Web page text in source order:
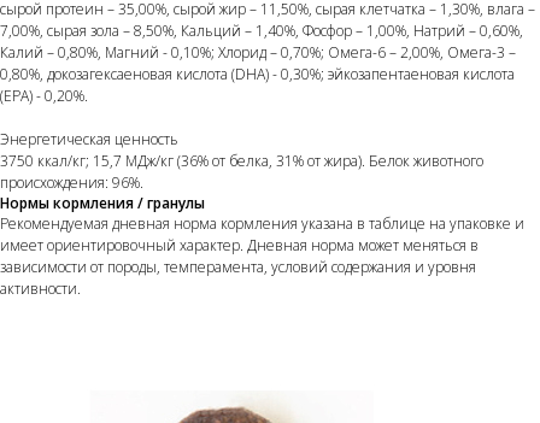
сырой протеин – 35,00%, сырой жир – 11,50%, сырая клетчатка – 1,30%, влага –
7,00%, сырая зола – 8,50%, Кальций – 1,40%, Фосфор – 1,00%, Натрий – 0,60%,
Калий – 0,80%, Магний - 0,10%; Хлорид – 0,70%; Омега-6 – 2,00%, Омега-3 –
0,80%, докозагексаеновая кислота (DHA) - 0,30%; эйкозапентаеновая кислота
(EPA) - 0,20%.
Энергетическая ценность
3750 ккал/кг; 15,7 МДж/кг (36% от белка, 31% от жира). Белок животного
происхождения: 96%.
Нормы кормления / гранулы
Рекомендуемая дневная норма кормления указана в таблице на упаковке и
имеет ориентировочный характер. Дневная норма может меняться в
зависимости от породы, темперамента, условий содержания и уровня
активности.